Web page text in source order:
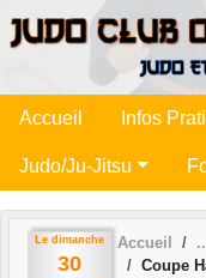
Accueil Infos
Judo/Ju-Jitsu
Le dimanche
30
Accueil
Coupe
Panneau de gestion